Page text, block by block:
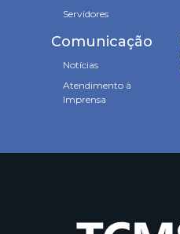
Servidores
Comunicação
Notícias
Atendimento à
Imprensa